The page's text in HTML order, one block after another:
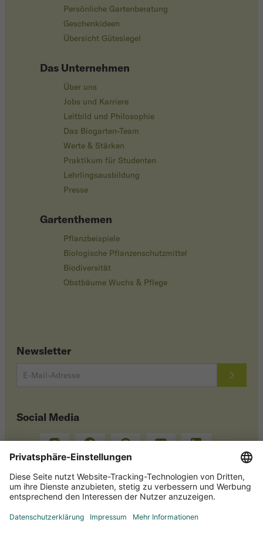
Persönliche Gartenberatung
Geschenkideen
Übersicht Gütesiegel
Das Unternehmen
Über uns
Jobs und Karriere
Leitbild und Philosophie
Das Biogarten-Team
Werte & Stärken
Praktikum für Studenten
Lehrlingsausbildung
Presse
Gartenthemen
Pflanzbeispiele
Biologische Pflanzenschutzmittel
Biodiversität
Obstbäume Wuchs & Pflege
Newsletter
Social Media